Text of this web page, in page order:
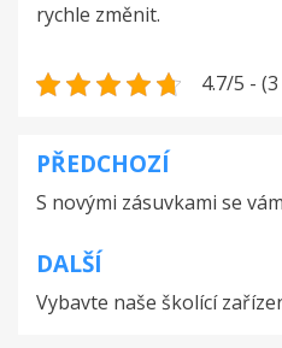
rychle změnit.
4.7/5 -
Navigace
pro
příspěvek
PŘEDCHOZÍ
S novými zásuvkami se
DALŠÍ
Vybavte naše školící